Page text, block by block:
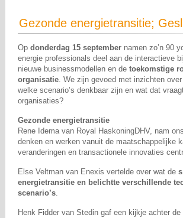
Gezonde energietransitie;
Opdonderdag 15 september namen zo’n 90
energie professionals deel aan de interactieve
nieuwe businessmodellen en detoekomstige
organisatie. We zijn gevoed met inzichten
welke scenario’s denkbaar zijn en wat dat
organisaties?
Gezonde energietransitie
Rene Idema van Royal HaskoningDHV, nam
denken en werken vanuit de maatschappelijke
veranderingen en transactionele innovaties
Else Veltman van Enexis vertelde over wat de
energietransitie en belichtte verschillende
scenario’s.
Henk Fidder van Stedin gaf een kijkje achter